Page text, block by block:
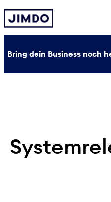
Zum
Inhalt
springen
Bring dein Business noch